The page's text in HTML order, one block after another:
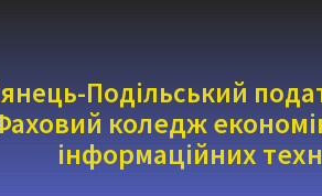
Подільський
коледж
інформаційних